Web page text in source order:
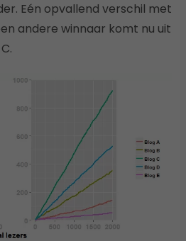
Eén opvallend verschil met
andere winnaar komt nu uit